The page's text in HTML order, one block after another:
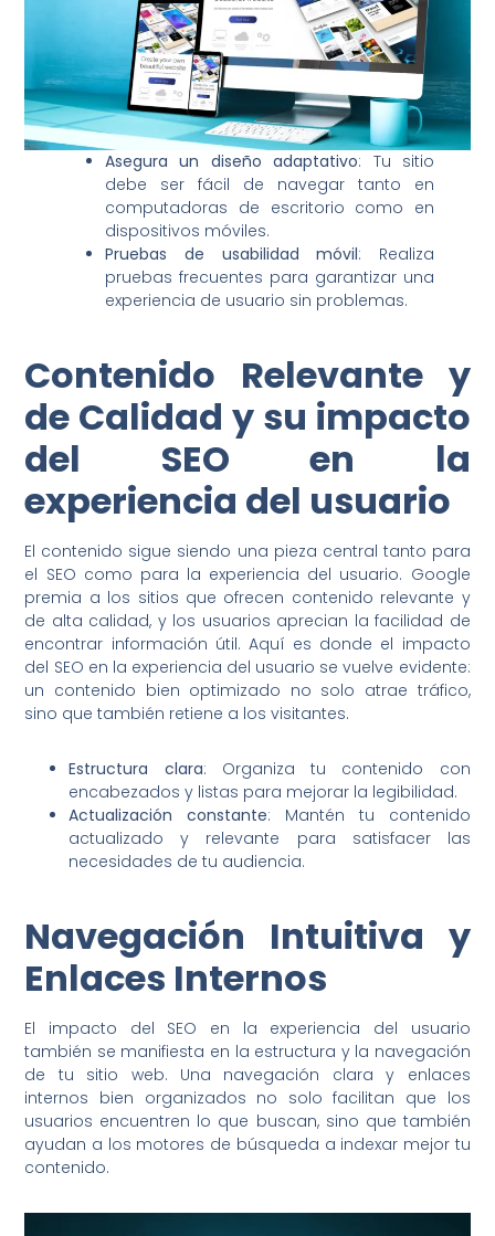
Asegura un diseño adaptativo: Tu sitio
debe ser fácil de navegar tanto en
computadoras de escritorio como en
dispositivos móviles.
Pruebas de usabilidad móvil: Realiza
pruebas frecuentes para garantizar una
experiencia de usuario sin problemas.
Contenido Relevante y
de Calidad y su impacto
del SEO en la
experiencia del usuario
El contenido sigue siendo una pieza central tanto para
el SEO como para la experiencia del usuario. Google
premia a los sitios que ofrecen contenido relevante y
de alta calidad, y los usuarios aprecian la facilidad de
encontrar información útil. Aquí es donde el impacto
del SEO en la experiencia del usuario se vuelve evidente:
un contenido bien optimizado no solo atrae tráfico,
sino que también retiene a los visitantes.
Estructura clara: Organiza tu contenido con
encabezados y listas para mejorar la legibilidad.
Actualización constante: Mantén tu contenido
actualizado y relevante para satisfacer las
necesidades de tu audiencia.
Navegación Intuitiva y
Enlaces Internos
El impacto del SEO en la experiencia del usuario
también se manifiesta en la estructura y la navegación
de tu sitio web. Una navegación clara y enlaces
internos bien organizados no solo facilitan que los
usuarios encuentren lo que buscan, sino que también
ayudan a los motores de búsqueda a indexar mejor tu
contenido.